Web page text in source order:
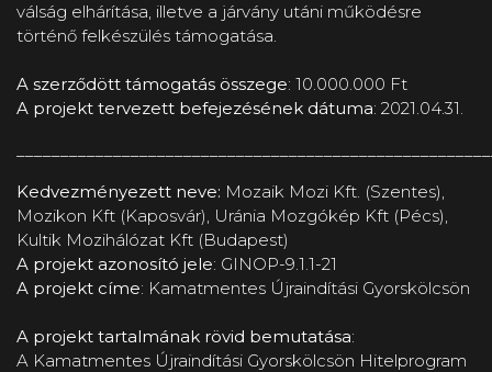
válság elhárítása, illetve a járvány utáni működésre
történő felkészülés támogatása.
A szerződött támogatás összege: 10.000.000 Ft
A projekt tervezett befejezésének dátuma: 2021.04.31.
K edvezményezett neve: Mozaik Mozi Kft. (Szentes),
Mozikon Kft (Kaposvár), Uránia Mozgókép Kft (Pécs),
Kultik Mozihálózat Kft (Budapest)
A projekt azonosító jele: GINOP-9.1.1-21
A projekt címe: Kamatmentes Újraindítási Gyorskölcsön
A projekt tartalmának rövid bemutatása:
A Kamatmentes Újraindítási Gyorskölcsön Hitelprogram